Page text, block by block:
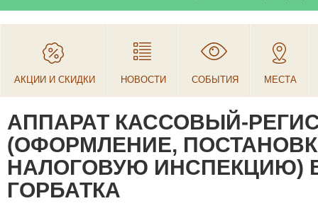
АКЦИИ И СКИДКИ НОВОСТИ СОБЫТИЯ МЕСТА
АППАРАТ КАССОВЫЙ-
(ОФОРМЛЕНИЕ,
НАЛОГОВУЮ ИНСПЕКЦИЮ)
ГОРБАТКА